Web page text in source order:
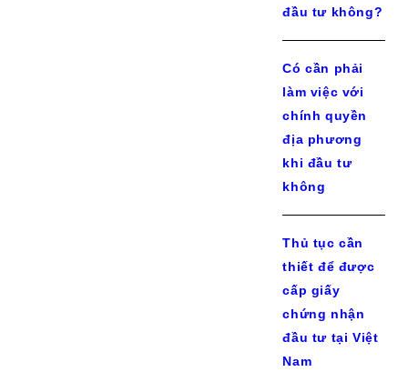
đầu tư không?
Có cần phải
làm việc với
chính quyền
địa phương
khi đầu tư
không
Thủ tục cần
thiết để được
cấp giấy
chứng nhận
đầu tư tại Việt
Nam